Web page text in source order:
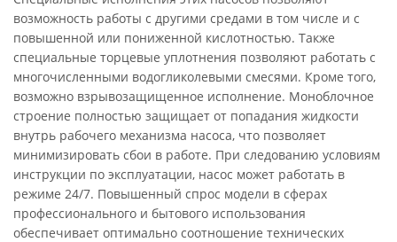
возможность работы с другими средами в том числе и с
повышенной или пониженной кислотностью. Также
специальные торцевые уплотнения позволяют работать с
многочисленными водогликолевыми смесями. Кроме того,
возможно взрывозащищенное исполнение. Моноблочное
строение полностью защищает от попадания жидкости
внутрь рабочего механизма насоса, что позволяет
минимизировать сбои в работе. При следованию условиям
инструкции по эксплуатации, насос может работать в
режиме 24/7. Повышенный спрос модели в сферах
профессионального и бытового использования
обеспечивает оптимально соотношение технических